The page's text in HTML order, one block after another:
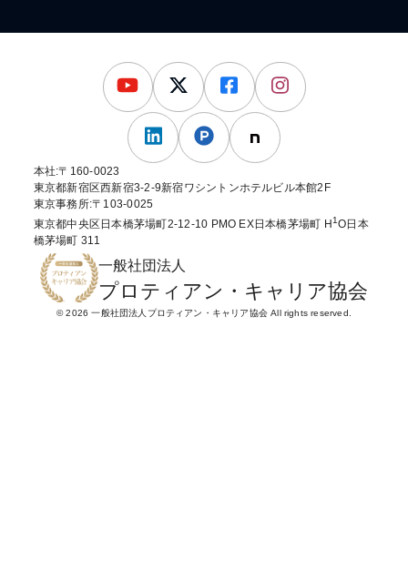
一般社団法人
プロティアン・キャリア協会
© 2026 一般社団法人プロティアン・キャリア協会 All rights reserved.
本社:〒160-0023
東京都新宿区西新宿3-2-9新宿ワシントンホテルビル本館2F
東京事務所:〒103-0025
東京都中央区日本橋茅場町2-12-10 PMO EX日本橋茅場町 H 1O日本
橋茅場町 311